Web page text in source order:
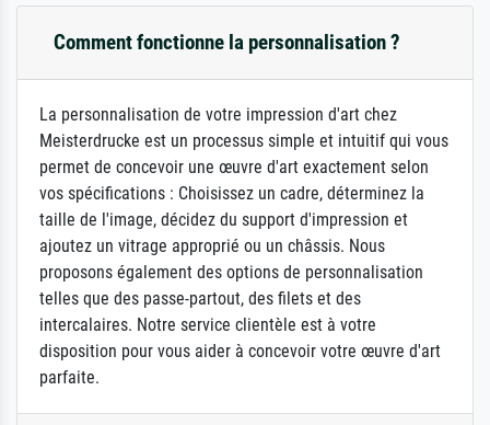
Comment fonctionne la personnalisation ?
La personnalisation de votre impression d'art chez
Meisterdrucke est un processus simple et intuitif qui vous
permet de concevoir une œuvre d'art exactement selon
vos spécifications : Choisissez un cadre, déterminez la
taille de l'image, décidez du support d'impression et
ajoutez un vitrage approprié ou un châssis. Nous
proposons également des options de personnalisation
telles que des passe-partout, des filets et des
intercalaires. Notre service clientèle est à votre
disposition pour vous aider à concevoir votre œuvre d'art
parfaite.